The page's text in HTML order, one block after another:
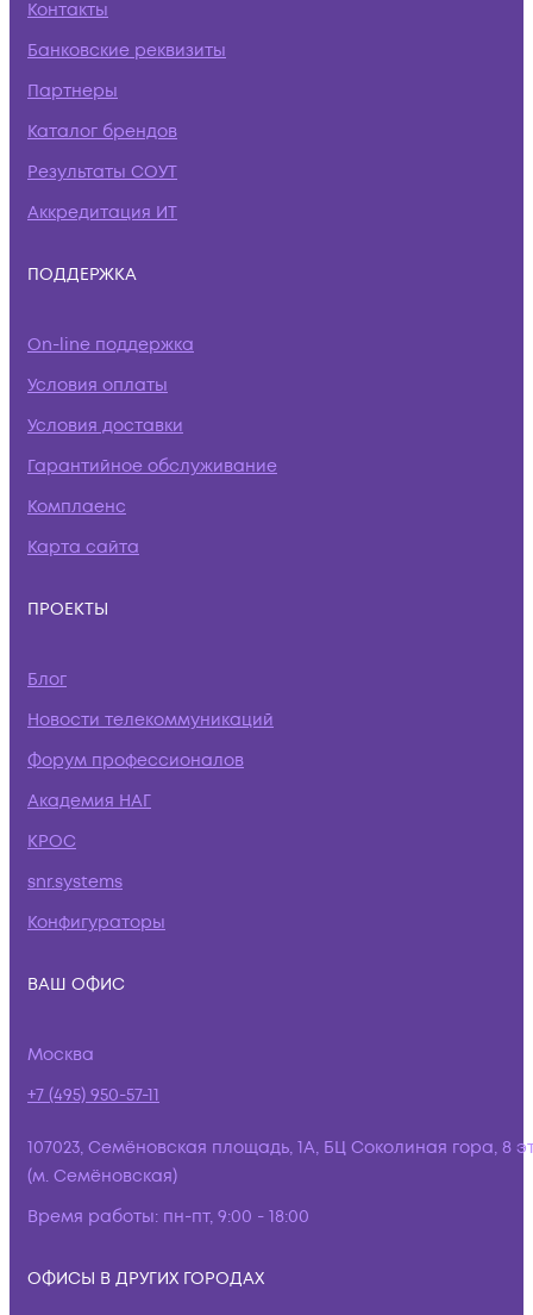
Контакты
Банковские реквизиты
Партнеры
Каталог брендов
Результаты СОУТ
Аккредитация ИТ
ПОДДЕРЖКА
On-line поддержка
Условия оплаты
Условия доставки
Гарантийное обслуживание
Комплаенс
Карта сайта
ПРОЕКТЫ
Блог
Новости телекоммуникаций
Форум профессионалов
Академия НАГ
КРОС
snr.systems
Конфигураторы
ВАШ ОФИС
Москва
+7 (495) 950-57-11
107023, Семёновская площадь, 1А, БЦ Соколиная гора, 8
(м. Семёновская)
Время работы: пн-пт, 9:00 - 18:00
ОФИСЫ В ДРУГИХ ГОРОДАХ